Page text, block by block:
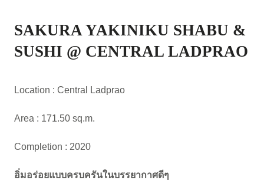
SAKURA YAKINIKU SHABU &
SUSHI @ CENTRAL LADPRAO
Location : Central Ladprao
Area : 171.50 sq.m.
Completion : 2020
อิ่มอร่อยแบบครบครันในบรรยากาศดีๆ